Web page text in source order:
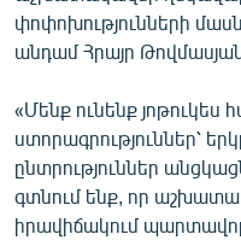
«Ազատության» բոլոր
փոփոխությունների
անդամ Հրայր
«Մենք ունենք
ստորագրություններ՝
ընտրություններ
գտնում ենք, որ
իրավիճակում